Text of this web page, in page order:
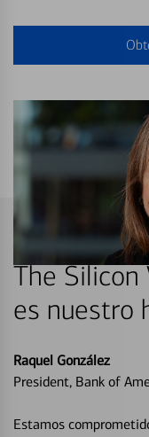
The Silicon
es nuestro
Raquel González
President, Bank of
Estamos